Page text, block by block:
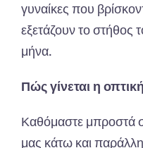
γυναίκες που
εξετάζουν το στήθος
μήνα.
Πώς γίνεται η
Καθόμαστε μπροστά
μας κάτω και